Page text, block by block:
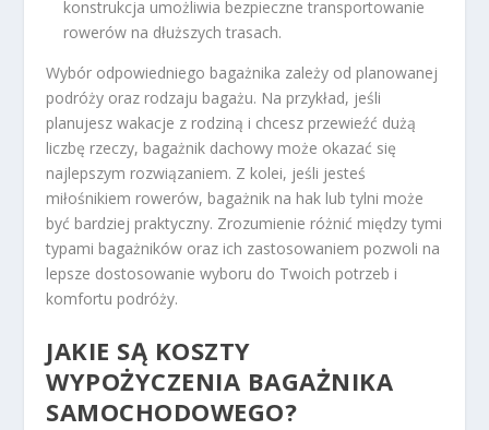
konstrukcja umożliwia bezpieczne transportowanie
rowerów na dłuższych trasach.
Wybór odpowiedniego bagażnika zależy od planowanej
podróży oraz rodzaju bagażu. Na przykład, jeśli
planujesz wakacje z rodziną i chcesz przewieźć dużą
liczbę rzeczy, bagażnik dachowy może okazać się
najlepszym rozwiązaniem. Z kolei, jeśli jesteś
miłośnikiem rowerów, bagażnik na hak lub tylni może
być bardziej praktyczny. Zrozumienie różnić między tymi
typami bagażników oraz ich zastosowaniem pozwoli na
lepsze dostosowanie wyboru do Twoich potrzeb i
komfortu podróży.
JAKIE SĄ KOSZTY
WYPOŻYCZENIA BAGAŻNIKA
SAMOCHODOWEGO?